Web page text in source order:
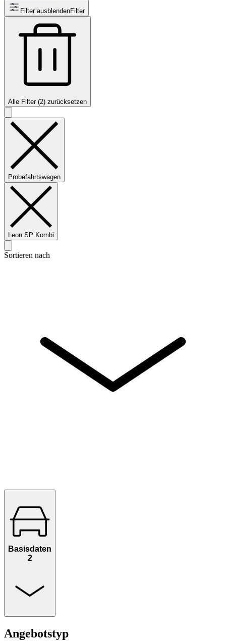
Filter ausblendenFilter
Alle Filter (2) zurücksetzen
Probefahrtswagen
Leon SP Kombi
Sortieren nach
Basisdaten
2
Angebotstyp